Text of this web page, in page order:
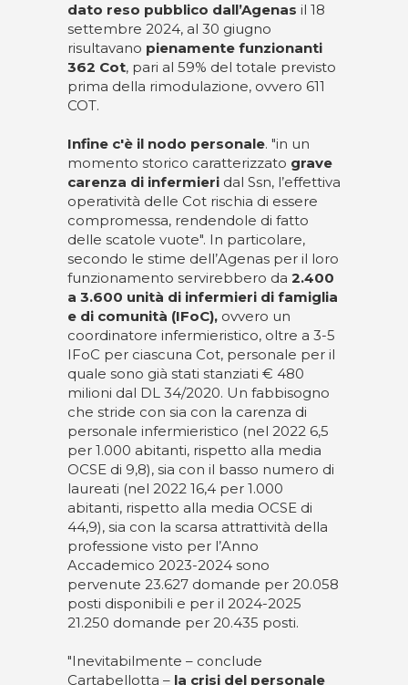
dato reso pubblico dall’Agenas il 18
settembre 2024, al 30 giugno
risultavano pienamente funzionanti
362 Cot, pari al 59% del totale previsto
prima della rimodulazione, ovvero 611
COT.
Infine c'è il nodo personale. "in un
momento storico caratterizzato grave
carenza di infermieri dal Ssn, l’effettiva
operatività delle Cot rischia di essere
compromessa, rendendole di fatto
delle scatole vuote". In particolare,
secondo le stime dell’Agenas per il loro
funzionamento servirebbero da 2.400
a 3.600 unità di infermieri di famiglia
e di comunità (IFoC), ovvero un
coordinatore infermieristico, oltre a 3-5
IFoC per ciascuna Cot, personale per il
quale sono già stati stanziati € 480
milioni dal DL 34/2020. Un fabbisogno
che stride con sia con la carenza di
personale infermieristico (nel 2022 6,5
per 1.000 abitanti, rispetto alla media
OCSE di 9,8), sia con il basso numero di
laureati (nel 2022 16,4 per 1.000
abitanti, rispetto alla media OCSE di
44,9), sia con la scarsa attrattività della
professione visto per l’Anno
Accademico 2023-2024 sono
pervenute 23.627 domande per 20.058
posti disponibili e per il 2024-2025
21.250 domande per 20.435 posti.
"Inevitabilmente – conclude
Cartabellotta – la crisi del personale